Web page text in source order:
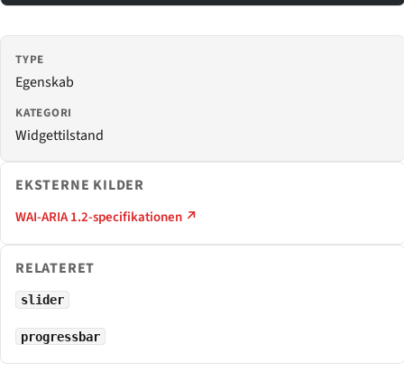
TYPE
Egenskab
KATEGORI
Widgettilstand
EKSTERNE KILDER
WAI-ARIA 1.2-specifikationen ↗
RELATERET
slider
progressbar